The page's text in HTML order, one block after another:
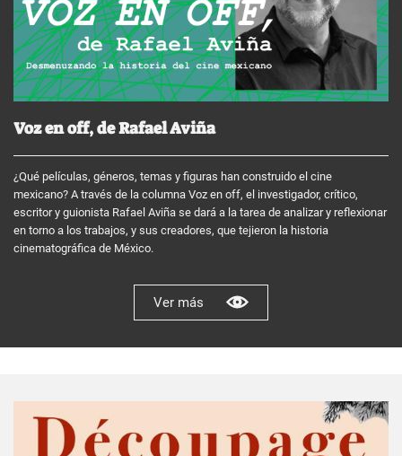
Voz en off, de Rafael Aviña
¿Qué películas, géneros, temas y figuras han construido el cine
mexicano? A través de la columna Voz en off, el investigador, crítico,
escritor y guionista Rafael Aviña se dará a la tarea de analizar y reflexionar
en torno a los trabajos, y sus creadores, que tejieron la historia
cinematográfica de México.
Ver más